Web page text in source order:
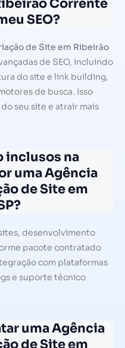
Corrente
SEO?
de Site em Ribeirão
de SEO, incluindo
do site e link building,
de busca. Isso
seu site e atrair mais
inclusos na
uma Agência
de Site em
desenvolvimento
pacote contratado
com plataformas
e suporte técnico
uma Agência
de Site em